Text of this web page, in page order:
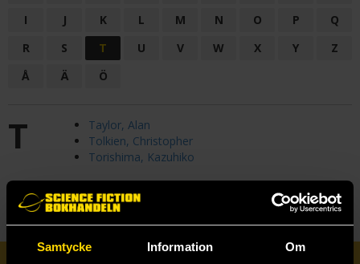
Samtycke Information Om
I
J K L M N O P
Q
R
S T U V W X Y
Z
Å
Ä Ö
T
Taylor, Alan
Tolkien, Christopher
Torishima, Kazuhiko